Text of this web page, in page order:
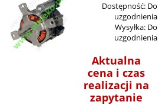
Dostępność: Do
uzgodnienia
Wysyłka: Do
uzgodnienia
Aktualna
cena i czas
realizacji na
zapytanie